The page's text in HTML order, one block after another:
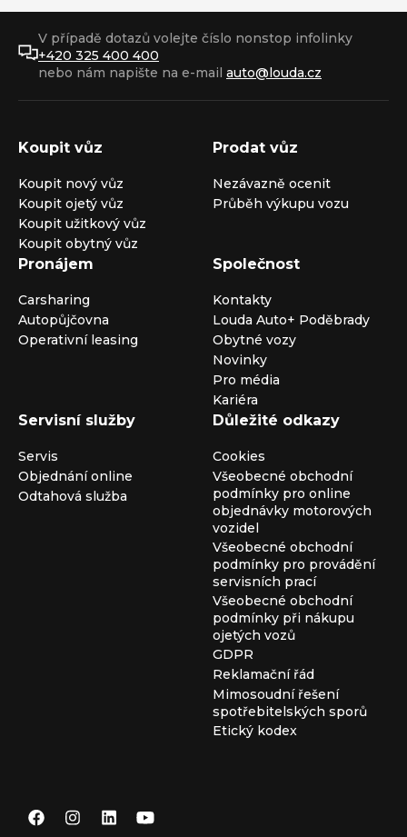
V případě dotazů volejte číslo nonstop infolinky
+420 325 400 400
nebo nám napište na e-mail auto@louda.cz
Koupit vůz
Koupit nový vůz
Koupit ojetý vůz
Koupit užitkový vůz
Koupit obytný vůz
Prodat vůz
Nezávazně ocenit
Průběh výkupu vozu
Pronájem
Carsharing
Autopůjčovna
Operativní leasing
Společnost
Kontakty
Louda Auto+ Poděbrady
Obytné vozy
Novinky
Pro média
Kariéra
Servisní služby
Servis
Objednání online
Odtahová služba
Důležité odkazy
Cookies
Všeobecné obchodní
podmínky pro online
objednávky motorových
vozidel
Všeobecné obchodní
podmínky pro provádění
servisních prací
Všeobecné obchodní
podmínky při nákupu
ojetých vozů
GDPR
Reklamační řád
Mimosoudní řešení
spotřebitelských sporů
Etický kodex